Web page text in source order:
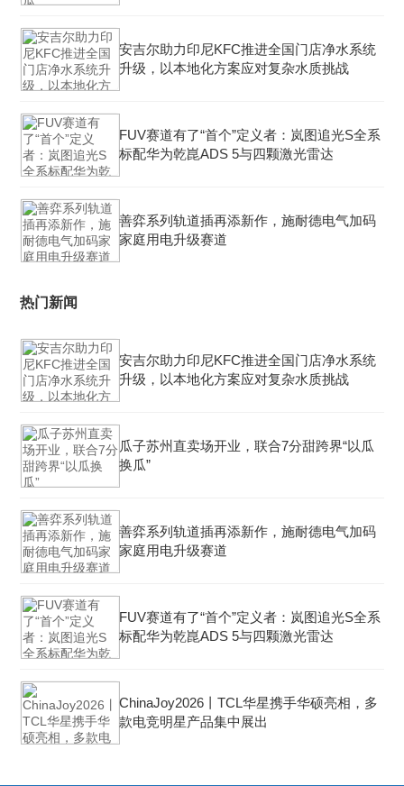
安吉尔助力印尼KFC推进全国门店净水系统
升级，以本地化方案应对复杂水质挑战
FUV赛道有了“首个”定义者：岚图追光S全系
标配华为乾崑ADS 5与四颗激光雷达
善弈系列轨道插再添新作，施耐德电气加码
家庭用电升级赛道
热门新闻
安吉尔助力印尼KFC推进全国门店净水系统
升级，以本地化方案应对复杂水质挑战
瓜子苏州直卖场开业，联合7分甜跨界“以瓜
换瓜”
善弈系列轨道插再添新作，施耐德电气加码
家庭用电升级赛道
FUV赛道有了“首个”定义者：岚图追光S全系
标配华为乾崑ADS 5与四颗激光雷达
ChinaJoy2026丨TCL华星携手华硕亮相，多
款电竞明星产品集中展出